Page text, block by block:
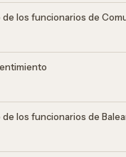
los funcionarios de
los funcionarios de